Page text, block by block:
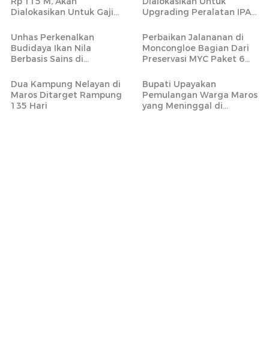
Dialokasikan Untuk Gaji
Upgrading Peralatan IPA
Unhas Perkenalkan
Budidaya Ikan Nila
Berbasis Sains di
Perbaikan Jalananan di
Moncongloe Bagian Dari
Preservasi MYC Paket 6
Jalan Strategis
Dua Kampung Nelayan di
Maros Ditarget Rampung
135 Hari
Bupati Upayakan
Pemulangan Warga Maros
yang Meninggal di